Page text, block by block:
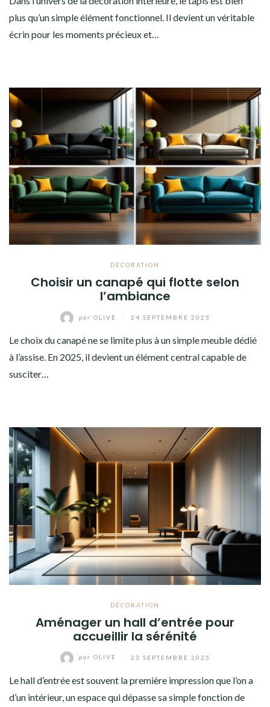
plus qu’un simple élément fonctionnel. Il devient un véritable
écrin pour les moments précieux et…
DÉCORATION
Choisir un canapé qui flotte selon
l’ambiance
par OLIVE 24 SEPTEMBRE 2025
Le choix du canapé ne se limite plus à un simple meuble dédié
à l’assise. En 2025, il devient un élément central capable de
susciter…
DÉCORATION
Aménager un hall d’entrée pour
accueillir la sérénité
par OLIVE 23 SEPTEMBRE 2025
Le hall d’entrée est souvent la première impression que l’on a
d’un intérieur, un espace qui dépasse sa simple fonction de